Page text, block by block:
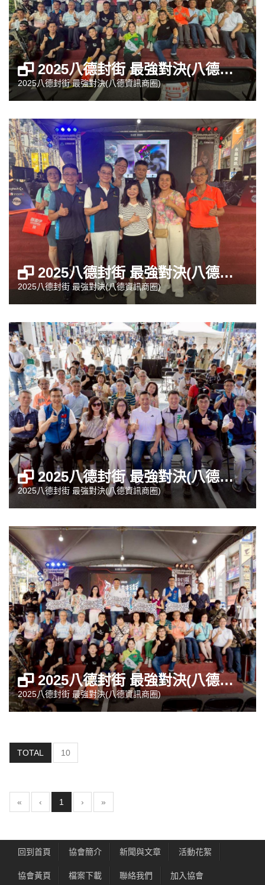
2025八德封街 最強對決(八德資訊商圈)
2025八德封街 最強對決(八德資訊商圈)
2025八德封街 最強對決(八德資訊商圈)
2025八德封街 最強對決(八德資訊商圈)
2025八德封街 最強對決(八德資訊商圈)
2025八德封街 最強對決(八德資訊商圈)
2025八德封街 最強對決(八德資訊商圈)
2025八德封街 最強對決(八德資訊商圈)
TOTAL 10
« ‹ 1 (current)
› »
回到首頁 協會簡介 新聞與文章 活動花絮
協會黃頁 檔案下載 聯絡我們 加入協會